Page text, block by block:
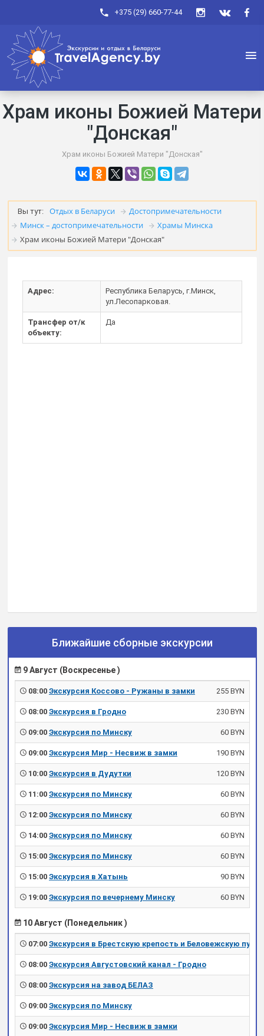
+375 (29) 660-77-44
Храм иконы Божией Матери
"Донская"
Храм иконы Божией Матери "Донская"
Вы тут: Отдых в Беларуси
Достопримечательности
Минск – достопримечательности
Храмы Минска
Храм иконы Божией Матери "Донская"
Адрес:
Республика Беларусь, г.Минск,
ул.Лесопарковая.
Трансфер от/к
объекту:
Да
Ближайшие сборные экскурсии
9 Август (Воскресенье )
08:00 Экскурсия Коссово - Ружаны в замки 255 BYN
08:00 Экскурсия в Гродно 230 BYN
09:00 Экскурсия по Минску 60 BYN
09:00 Экскурсия Мир - Несвиж в замки 190 BYN
10:00 Экскурсия в Дудутки 120 BYN
11:00 Экскурсия по Минску 60 BYN
12:00 Экскурсия по Минску 60 BYN
14:00 Экскурсия по Минску 60 BYN
15:00 Экскурсия по Минску 60 BYN
15:00 Экскурсия в Хатынь 90 BYN
19:00 Экскурсия по вечернему Минску 60 BYN
10 Август (Понедельник )
07:00 Экскурсия в Брестскую крепость и Беловежскую пущу
08:00 Экскурсия Августовский канал - Гродно
08:00 Экскурсия на завод БЕЛАЗ
09:00 Экскурсия по Минску
09:00 Экскурсия Мир - Несвиж в замки